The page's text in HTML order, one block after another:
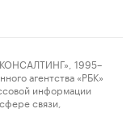
1995–
агентства «РБК»
информации
связи,